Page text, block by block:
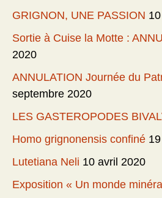
GRIGNON, UNE PASSION
Sortie à Cuise la Motte :
2020
ANNULATION Journée du
septembre 2020
LES GASTEROPODES
Homo grignonensis confiné
Lutetiana Neli 10 avril 2020
Exposition « Un monde